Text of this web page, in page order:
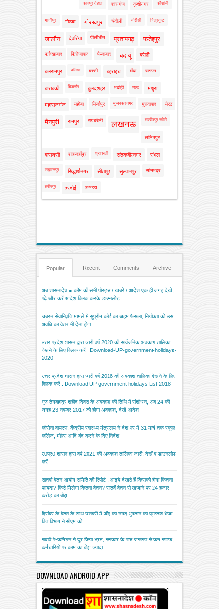
कानपुर देहात कासगंज कुशीनगर कौशांबी
गाजीपुर गोण्डा गोरखपुर चंदौली चंदौसी चित्रकूट
जालौन देवरिया पीलीभीत प्रतापगढ़ फतेहपुर
फर्रुखाबाद फिरोजाबाद फैजाबाद बदायूं बरेली
बलरामपुर बलिया बस्ती बहराइच बाँदा बागपत
बाराबंकी बिजनौर बुलंदशहर भदोही मऊ मथुरा
महाराजगंज महोबा मिर्जापुर मुजफ्फरनगर मुरादाबाद मेरठ
मैनपुरी रामपुर रायबरेली लखनऊ लखीमपुर खीरी
ललितपुर
वाराणसी शाहजहाँपुर श्रावस्ती संतकबीरनगर संभल
सहारनपुर सिद्धार्थनगर सीतापुर सुल्तानपुर सोनभद्र
हमीरपुर हरदोई हाथरस
Popular Recent Comments Archive
अब शासनादेश ● कॉम की सभी पोस्ट्स / खबरें / आदेश एक ही जगह देखें,
पढ़ें और करें आदेश क्लिक करके डाउनलोड
जबरन सेवानिवृत्ति मामले में सुप्रीम कोर्ट का अहम फैसला, नियोक्ता को उस
अवधि का वेतन भी देना होगा
उत्तर प्रदेश शासन द्वारा जारी वर्ष 2020 की सार्वजनिक अवकाश तालिका
देखने के लिए क्लिक करें : Download-UP-government-holidays-
2020
उत्तर प्रदेश शासन द्वारा जारी वर्ष 2018 की अवकाश तालिका देखने के लिए
क्लिक करें : Download UP government holidays List 2018
गुरु तेगबहादुर शहीद दिवस के अवकाश की तिथि में संशोधन, अब 24 की
जगह 23 नवम्बर 2017 को होगा अवकाश, देखें आदेश
कोरोना वायरस: केंद्रीय स्वास्थ्य मंत्रालय ने देश भर में 31 मार्च तक स्कूल-
कॉलेज, मॉल्स आदि बंद करने के दिए निर्देश
उ0प्र0 शासन द्वारा वर्ष 2021 की अवकाश तालिका जारी, देखें व डाउनलोड
करें
सातवां वेतन आयोग समिति की रिपोर्ट : आइये देखते हैं किसको होगा कितना
फायदा? किसे मिलेगा कितना वेतन? सातवें वेतन से खजाने पर 24 हजार
करोड़ का बोझ
दिसंबर के वेतन के साथ जनवरी में डीए का नगद भुगतान का प्रस्ताव भेजा
वित्त विभाग ने सीएम को
सातवें पे-कमिशन ने दूर किया भ्रम, सरकार के पास जरूरत से कम स्टाफ,
कर्मचारियों पर काम का बोझ ज्यादा
DOWNLOAD ANDROID APP